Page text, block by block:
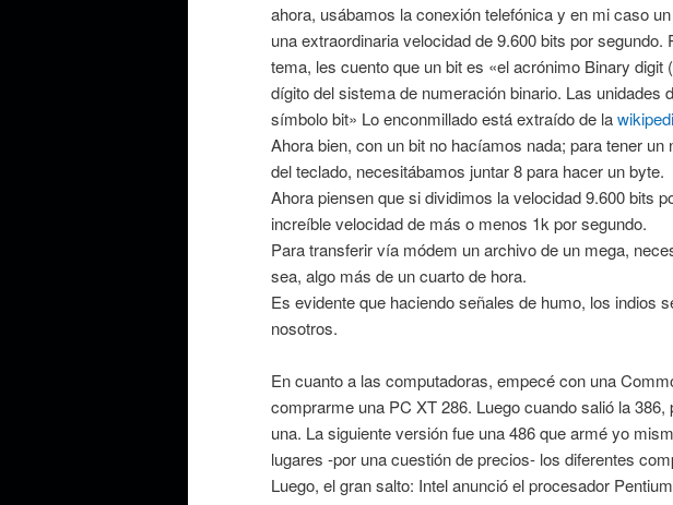
ahora, usábamos la conexión telefónica y en mi caso
una extraordinaria velocidad de 9.600 bits por
tema, les cuento que un bit es «el acrónimo Binary digit
dígito del sistema de numeración binario. Las unidades
símbolo bit» Lo enconmillado está extraído de la
Ahora bien, con un bit no hacíamos nada; para tener
del teclado, necesitábamos juntar 8 para hacer un byte.
Ahora piensen que si dividimos la velocidad 9.600 bits
increíble velocidad de más o menos 1k por segundo.
Para transferir vía módem un archivo de un mega,
sea, algo más de un cuarto de hora.
Es evidente que haciendo señales de humo, los indios
nosotros.
En cuanto a las computadoras, empecé con una
comprarme una PC XT 286. Luego cuando salió la
una. La siguiente versión fue una 486 que armé yo
lugares -por una cuestión de precios- los diferentes
Luego, el gran salto: Intel anunció el procesador